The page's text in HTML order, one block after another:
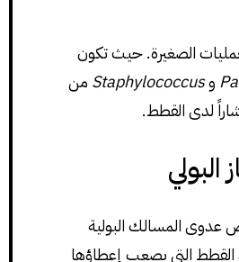
الصغيرة. حيث تكون
وStaphylococcus من
لدى القطط.
البولي
عدوى المسالك البولية
القطط التي يصعب إعطاؤها